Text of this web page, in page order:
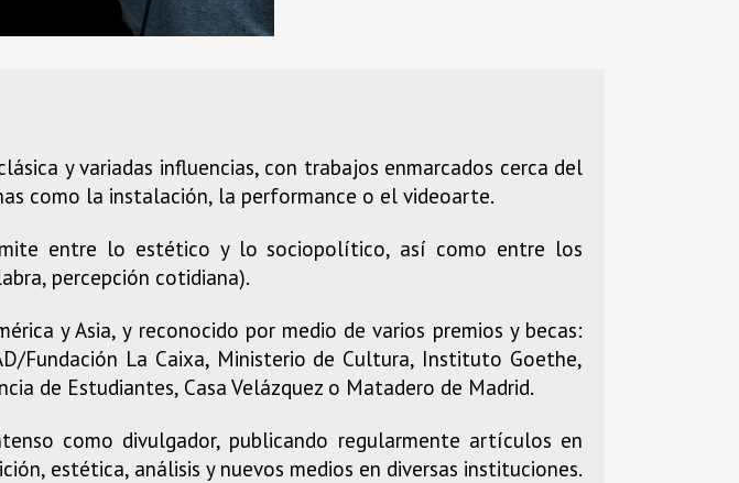
y variadas influencias, con trabajos enmarcados cerca del
como la instalación, la performance o el videoarte.
entre lo estético y lo sociopolítico, así como entre los
percepción cotidiana).
y Asia, y reconocido por medio de varios premios y becas:
Fundación La Caixa, Ministerio de Cultura, Instituto Goethe,
de Estudiantes, Casa Velázquez o Matadero de Madrid.
como divulgador, publicando regularmente artículos en
estética, análisis y nuevos medios en diversas instituciones.